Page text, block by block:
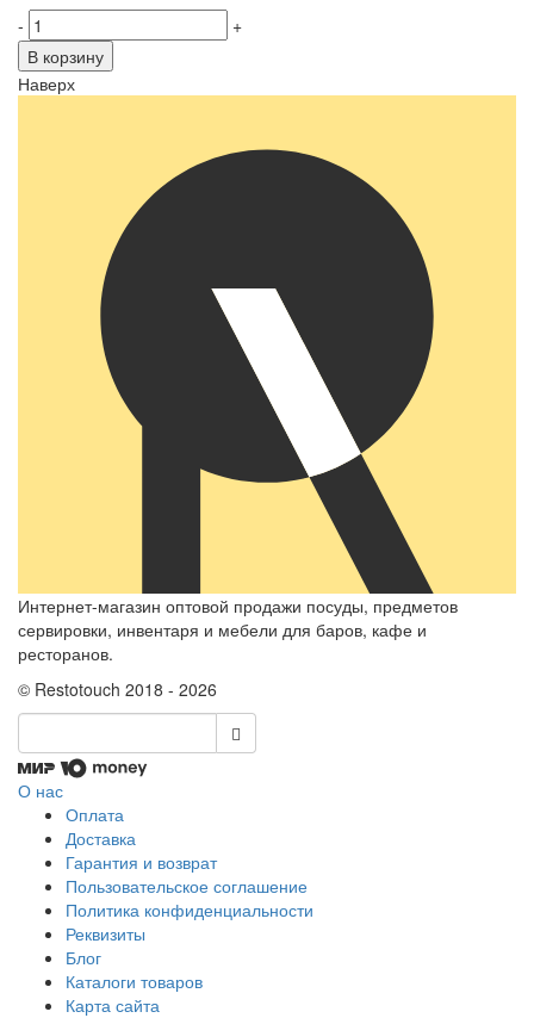
-
+
В корзину
Наверх
Интернет-магазин оптовой продажи посуды, предметов
сервировки, инвентаря и мебели для баров, кафе и
ресторанов.
© Restotouch 2018 - 2026
О нас
Оплата
Доставка
Гарантия и возврат
Пользовательское соглашение
Политика конфиденциальности
Реквизиты
Блог
Каталоги товаров
Карта сайта